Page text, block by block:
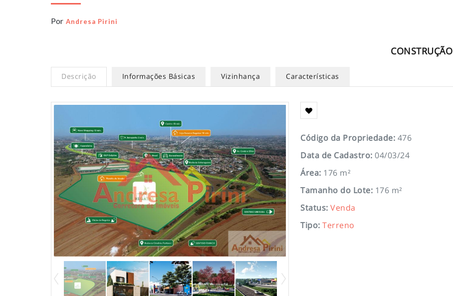
Por Andresa Pirini
CONSTRUÇÃO
Descrição Informações Básicas Vizinhança Características
Código da Propriedade: 476
Data de Cadastro: 04/03/24
Área: 176 m²
Tamanho do Lote: 176 m²
Status: Venda
Tipo: Terreno